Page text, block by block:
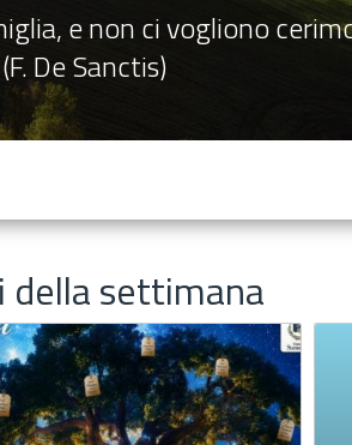
e non ci vogliono
(F. De Sanctis)
della settimana